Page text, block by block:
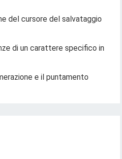
del cursore del salvataggio
di un carattere specifico in
e il puntamento